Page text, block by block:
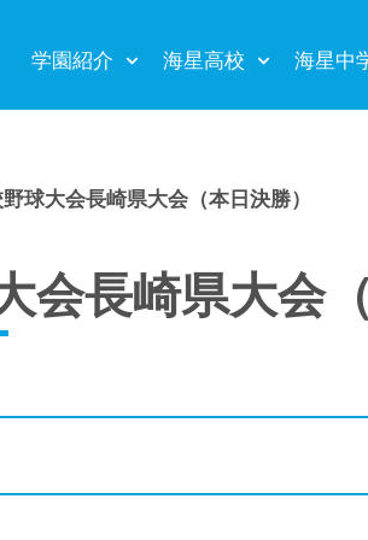
学園紹介 海星高校 海星中
球大会長崎県大会（本日決勝）
長崎県大会